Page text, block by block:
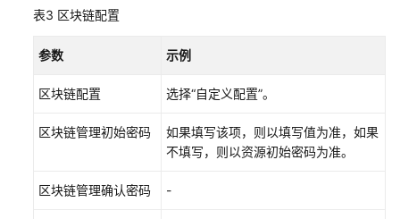
开
用
序
表3 区块链配置
参数 示例
区块链配置 选择“自定义配置”。
区块链管理初始密码
如果填写该项，则以填写值为准，如果
不填写，则以资源初始密码为准。
区块链管理确认密码 -